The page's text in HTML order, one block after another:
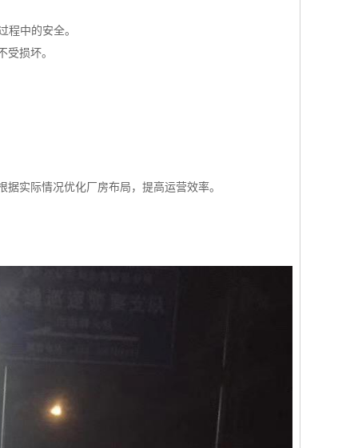
程中的安全。
损坏。
实际情况优化厂房布局，提高运营效率。